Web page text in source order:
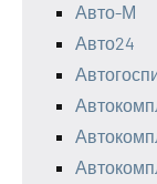
Авто-М
Авто24